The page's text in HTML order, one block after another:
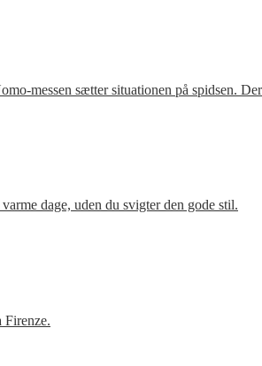
messen sætter situationen på spidsen.
dage, uden du svigter den gode stil.
Firenze.